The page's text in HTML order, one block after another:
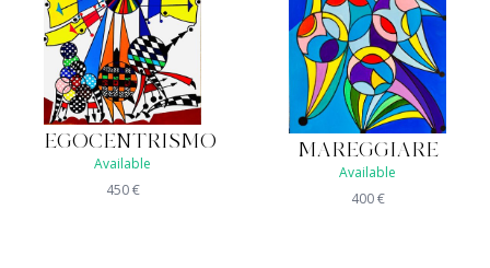
EGOCENTRISMO
Available
450€
MAREGGIARE
Available
400€